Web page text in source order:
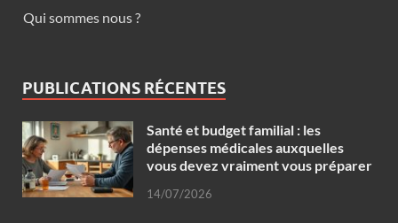
Qui sommes nous ?
PUBLICATIONS RÉCENTES
Santé et budget familial : les
dépenses médicales auxquelles
vous devez vraiment vous préparer
14/07/2026